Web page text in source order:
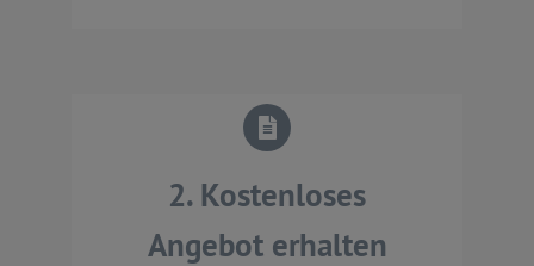
2. Kostenloses
Angebot erhalten